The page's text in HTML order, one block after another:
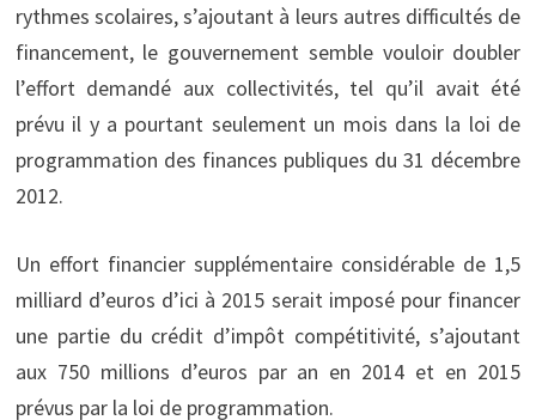
rythmes scolaires, s’ajoutant à leurs autres difficultés de
financement, le gouvernement semble vouloir doubler
l’effort demandé aux collectivités, tel qu’il avait été
prévu il y a pourtant seulement un mois dans la loi de
programmation des finances publiques du 31 décembre
2012.
Un effort financier supplémentaire considérable de 1,5
milliard d’euros d’ici à 2015 serait imposé pour financer
une partie du crédit d’impôt compétitivité, s’ajoutant
aux 750 millions d’euros par an en 2014 et en 2015
prévus par la loi de programmation.